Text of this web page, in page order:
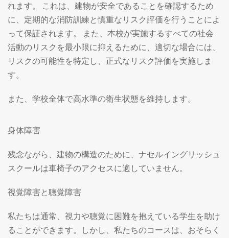
れます。 これは、建物が安全であることを確認するため
に、定期的な消防訓練と慎重なリスク評価を行うことによ
って保証されます。 また、本校が実施するすべての社会
活動のリスクを最小限に抑えるために、適切な場合には、
リスクの可能性を特定し、正式なリスク評価を実施しま
す。
また、学校全体で高水準の衛生状態を維持します。
身体障害
残念ながら、建物の構造のために、ナセルイングリッシュ
スクールは車椅子のアクセスに適していません。
視覚障害と聴覚障害
私たちは通常、視力や聴覚に困難を抱えている学生を助け
ることができます。しかし、私たちのコースは、おそらく